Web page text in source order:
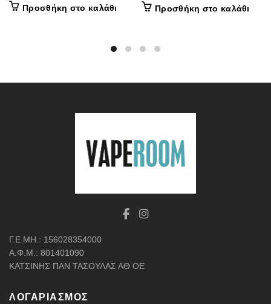
Προσθήκη στο καλάθι Προσθήκη στο καλάθι
Γ.Ε.ΜΗ.: 156028354000
Α.Φ.Μ.: 801401090
ΚΑΤΣΙΝΗΣ ΠΑΝ ΤΑΣΟΥΛΑΣ ΑΘ ΟΕ
ΛΟΓΑΡΙΑΣΜΌΣ